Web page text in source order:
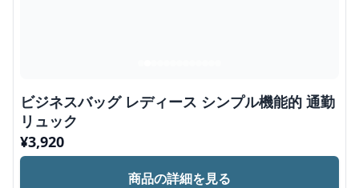
ビジネスバッグ レディース シンプル機能的 通勤
リュック
¥3,920
商品の詳細を見る